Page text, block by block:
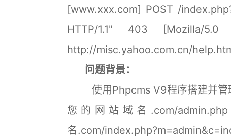
[www.xxx.com] POST /
HTTP/1.1" 403 [Mozilla/
http://misc.yahoo.com.cn/
问题背景：
使用Phpcms V9程序搭建并管
您的网站域名.com/
名.com/